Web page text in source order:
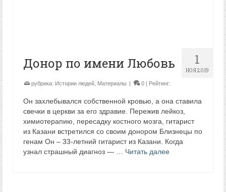
1
НОЯ 2019
Донор по имени Любовь
рубрика: Истории людей Материалы | 0 | Рейтинг:
Он захлебывался собственной кровью, а она ставила
свечки в церкви за его здравие. Пережив лейкоз,
химиотерапию, пересадку костного мозга, гитарист
из Казани встретился со своим донором Близнецы по
генам Он – 33-летний гитарист из Казани. Когда
узнал страшный диагноз — … Читать далее